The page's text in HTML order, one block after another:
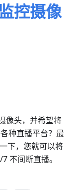
控摄像
像头，并希望将
种直播平台？最
下，您就可以将
不间断直播。